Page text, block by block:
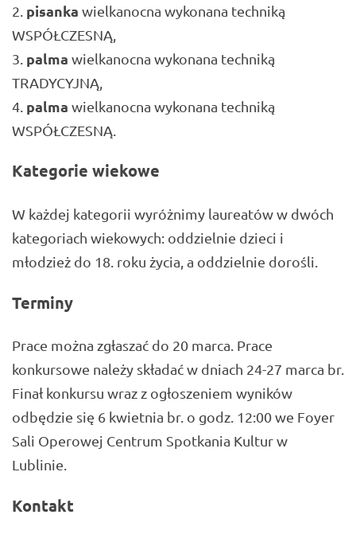
pisanka wielkanocna wykonana techniką
WSPÓŁCZESNĄ,
palma wielkanocna wykonana techniką
TRADYCYJNĄ,
palma wielkanocna wykonana techniką
WSPÓŁCZESNĄ.
Kategorie wiekowe
W każdej kategorii wyróżnimy laureatów w dwóch
kategoriach wiekowych: oddzielnie dzieci i
młodzież do 18. roku życia, a oddzielnie dorośli.
Terminy
Prace można zgłaszać do 20 marca. Prace
konkursowe należy składać w dniach 24-27 marca br.
Finał konkursu wraz z ogłoszeniem wyników
odbędzie się 6 kwietnia br. o godz. 12:00 we Foyer
Sali Operowej Centrum Spotkania Kultur w
Lublinie.
Kontakt